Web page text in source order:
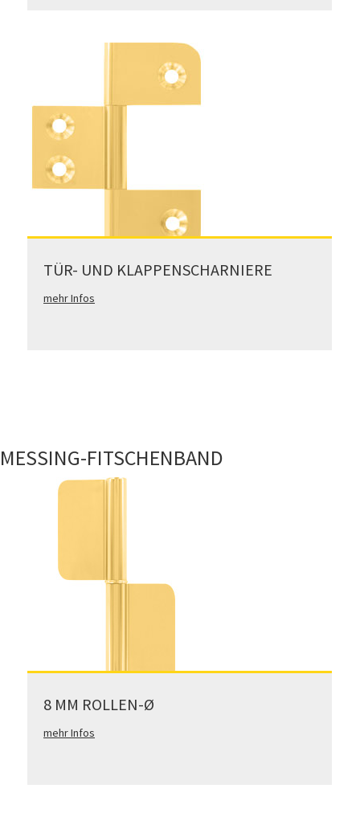
TÜR- UND KLAPPENSCHARNIERE
mehr Infos
MESSING-FITSCHENBAND
8 MM ROLLEN-Ø
mehr Infos